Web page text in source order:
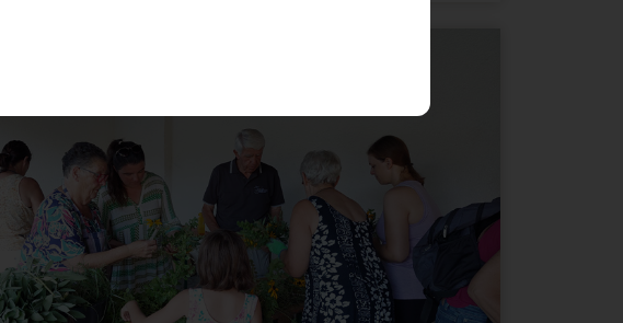
Ablauf Typ Anbieter
1 Jahr HTML Website
Ablauf Anbieter
Google Maps 1 Jahr Andere
Google Maps